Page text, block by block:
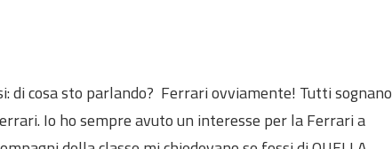
di cosa sto parlando? Ferrari ovviamente! Tutti sognano
Io ho sempre avuto un interesse per la Ferrari a